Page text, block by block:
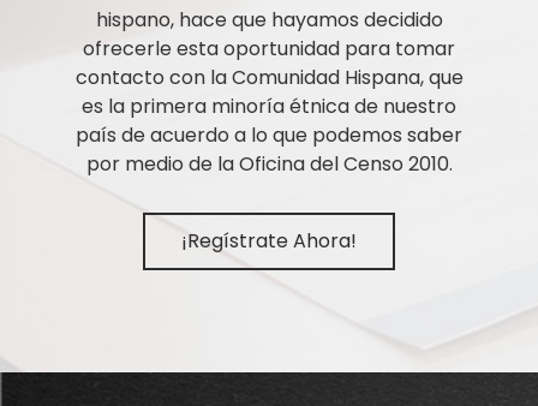
hispano, hace que hayamos decidido
ofrecerle esta oportunidad para tomar
contacto con la Comunidad Hispana, que
es la primera minoría étnica de nuestro
país de acuerdo a lo que podemos saber
por medio de la Oficina del Censo 2010.
¡Regístrate Ahora!